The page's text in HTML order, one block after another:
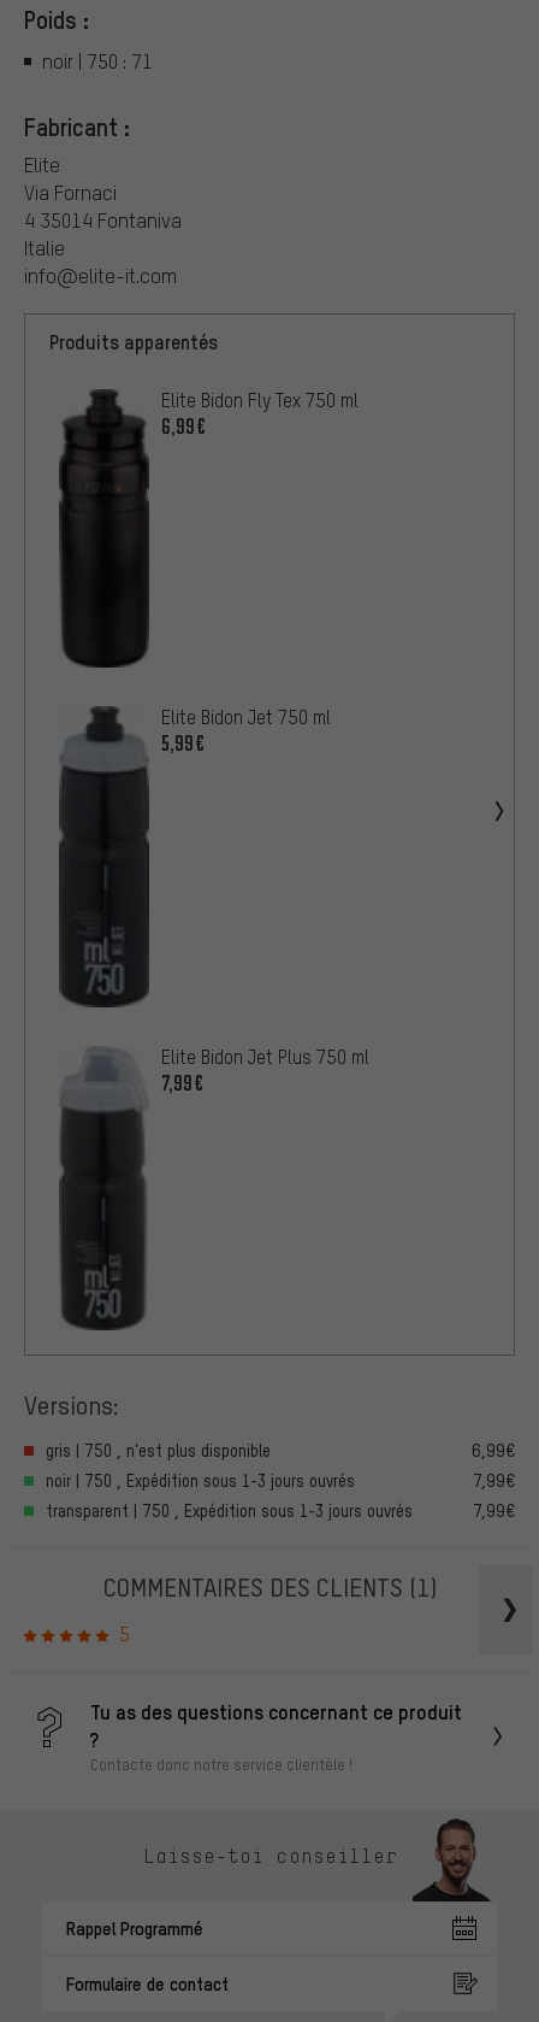
Poids :
noir | 750 : 71
Fabricant :
Elite
Via Fornaci
4 35014 Fontaniva
Italie
info@elite-it.com
Produits apparentés
Elite Bidon Fly Tex 750 ml
6,99€
Elite Bidon Jet 750 ml
5,99€
Elite Bidon Jet Plus 750 ml
7,99€
Versions:
gris | 750 , n’est plus disponible
6,99€
noir | 750 , Expédition sous 1-3 jours ouvrés
7,99€
transparent | 750 , Expédition sous 1-3 jours ouvrés
7,99€
COMMENTAIRES DES CLIENTS (1)
5
Tu as des questions concernant ce produit
?
Contacte donc notre service clientèle !
Laisse-toi conseiller
Rappel Programmé
Formulaire de contact